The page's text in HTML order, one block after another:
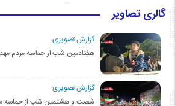
گالری تصاویر
گزارش تصویری:
هفتادمین شب از حماسه مردم
گزارش تصویری:
شصت و هشتمین شب از حماسه